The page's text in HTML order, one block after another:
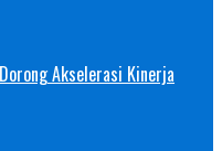
Akselerasi Kinerja